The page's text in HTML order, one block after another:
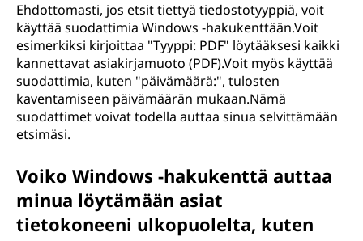
Ehdottomasti, jos etsit tiettyä tiedostotyyppiä, voit
käyttää suodattimia Windows -hakukenttään.Voit
esimerkiksi kirjoittaa "Tyyppi: PDF" löytääksesi kaikki
kannettavat asiakirjamuoto (PDF).Voit myös käyttää
suodattimia, kuten "päivämäärä:", tulosten
kaventamiseen päivämäärän mukaan.Nämä
suodattimet voivat todella auttaa sinua selvittämään
etsimäsi.
Voiko Windows -hakukenttä auttaa
minua löytämään asiat
tietokoneeni ulkopuolelta, kuten